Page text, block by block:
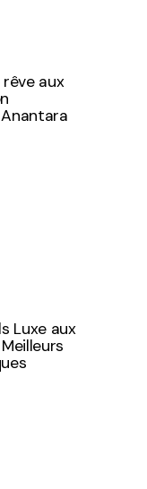
rêve aux
Luxe aux